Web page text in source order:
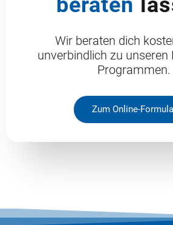
Wir beraten dich
unverbindlich zu unseren
Programmen.
Zum Online-